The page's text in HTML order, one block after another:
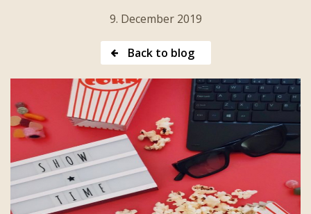
9. December 2019
Back to blog